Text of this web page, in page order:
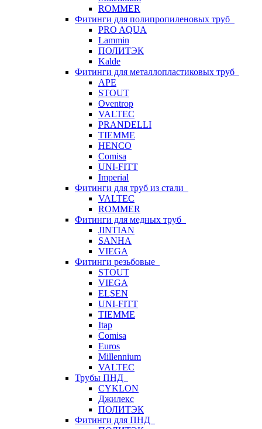
ROMMER
Фитинги для полипропиленовых труб
PRO AQUA
Lammin
ПОЛИТЭК
Kalde
Фитинги для металлопластиковых труб
APE
STOUT
Oventrop
VALTEC
PRANDELLI
TIEMME
HENCO
Comisa
UNI-FITT
Imperial
Фитинги для труб из стали
VALTEC
ROMMER
Фитинги для медных труб
JINTIAN
SANHA
VIEGA
Фитинги резьбовые
STOUT
VIEGA
ELSEN
UNI-FITT
TIEMME
Itap
Comisa
Euros
Millennium
VALTEC
Трубы ПНД
CYKLON
Джилекс
ПОЛИТЭК
Фитинги для ПНД